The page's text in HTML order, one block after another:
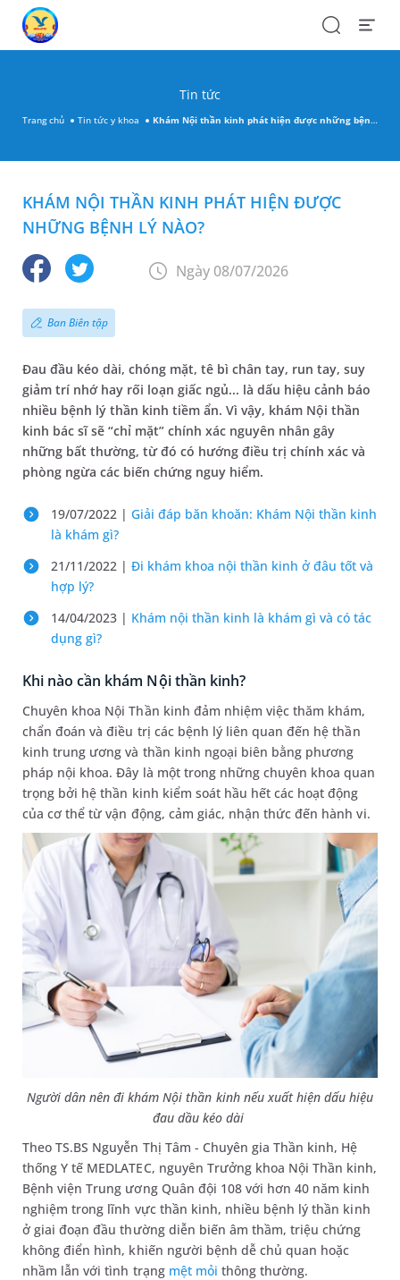
SearchOpen
Tin tức
Trang chủ Tin tức y khoa Khám Nội thần kinh phát hiện được những bệnh lý nào?
KHÁM NỘI THẦN KINH PHÁT HIỆN ĐƯỢC
NHỮNG BỆNH LÝ NÀO?
Ngày 08/07/2026
Ban Biên tập
Đau đầu kéo dài, chóng mặt, tê bì chân tay, run tay, suy
giảm trí nhớ hay rối loạn giấc ngủ... là dấu hiệu cảnh báo
nhiều bệnh lý thần kinh tiềm ẩn. Vì vậy, khám Nội thần
kinh bác sĩ sẽ “chỉ mặt” chính xác nguyên nhân gây
những bất thường, từ đó có hướng điều trị chính xác và
phòng ngừa các biến chứng nguy hiểm.
19/07/2022 | Giải đáp băn khoăn: Khám Nội thần kinh
là khám gì?
21/11/2022 | Đi khám khoa nội thần kinh ở đâu tốt và
hợp lý?
14/04/2023 | Khám nội thần kinh là khám gì và có tác
dụng gì?
Khi nào cần khám Nội thần kinh?
Chuyên khoa Nội Thần kinh đảm nhiệm việc thăm khám,
chẩn đoán và điều trị các bệnh lý liên quan đến hệ thần
kinh trung ương và thần kinh ngoại biên bằng phương
pháp nội khoa. Đây là một trong những chuyên khoa quan
trọng bởi hệ thần kinh kiểm soát hầu hết các hoạt động
của cơ thể từ vận động, cảm giác, nhận thức đến hành vi.
Người dân nên đi khám Nội thần kinh nếu xuất hiện dấu hiệu
đau dầu kéo dài
Theo TS.BS Nguyễn Thị Tâm - Chuyên gia Thần kinh, Hệ
thống Y tế MEDLATEC, nguyên Trưởng khoa Nội Thần kinh,
Bệnh viện Trung ương Quân đội 108 với hơn 40 năm kinh
nghiệm trong lĩnh vực thần kinh, nhiều bệnh lý thần kinh
ở giai đoạn đầu thường diễn biến âm thầm, triệu chứng
không điển hình, khiến người bệnh dễ chủ quan hoặc
nhầm lẫn với tình trạng mệt mỏi thông thường.